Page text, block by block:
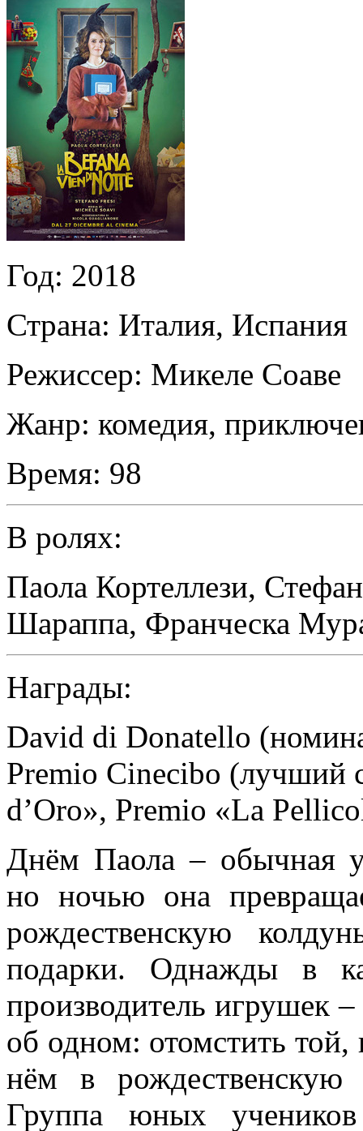
Год: 2018
Страна: Италия, Испания
Режиссер: Микеле Соаве
Жанр: комедия,
Время: 98
В ролях:
Паола Кортеллези,
Шараппа, Франческа
Награды:
David di Donatello
Premio Cinecibo (лучший
d’Oro», Premio «La
Днём Паола – обычная
но ночью она
рождественскую
подарки. Однажды в
производитель игрушек
об одном: отомстить той,
нём в
Группа юных